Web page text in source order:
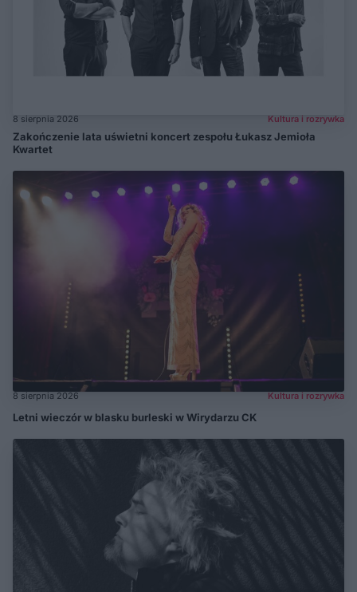
8 sierpnia 2026 Kultura i rozrywka
Zakończenie lata uświetni koncert zespołu Łukasz Jemioła
Kwartet
8 sierpnia 2026 Kultura i rozrywka
Letni wieczór w blasku burleski w Wirydarzu CK